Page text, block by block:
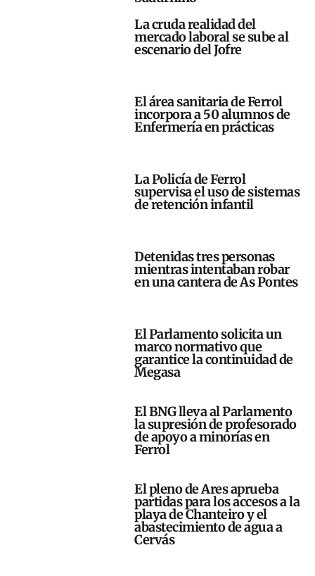
La cruda realidad del
mercado laboral se sube al
escenario del Jofre
El área sanitaria de Ferrol
incorpora a 50 alumnos de
Enfermería en prácticas
La Policía de Ferrol
supervisa el uso de sistemas
de retención infantil
Detenidas tres personas
mientras intentaban robar
en una cantera de As Pontes
El Parlamento solicita un
marco normativo que
garantice la continuidad de
Megasa
El BNG lleva al Parlamento
la supresión de profesorado
de apoyo a minorías en
Ferrol
El pleno de Ares aprueba
partidas para los accesos a la
playa de Chanteiro y el
abastecimiento de agua a
Cervás